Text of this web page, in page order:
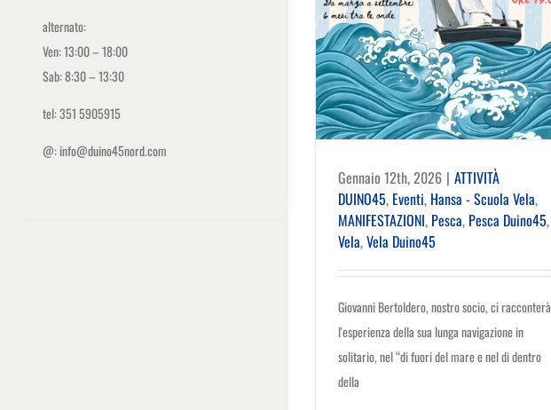
alternato:
Ven: 13:00 – 18:00
Sab: 8:30 – 13:30
tel: 351 5905915
@: info@duino45nord.com
Gennaio 12th, 2026 | ATTIVITÀ
DUINO45, Eventi, Hansa - Scuola Vela,
MANIFESTAZIONI, Pesca, Pesca Duino45,
Vela,Vela Duino45
Giovanni Bertoldero, nostro socio, ci racconterà
l'esperienza della sua lunga navigazione in
solitario, nel “di fuori del mare e nel di dentro
della